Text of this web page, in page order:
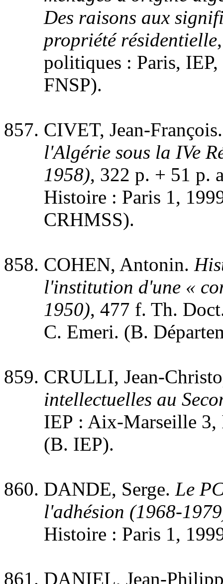
Des raisons aux
propriété résidentielle
politiques : Paris,
FNSP).
CIVET, Jean-
l'Algérie sous la IVe
1958), 322 p. + 51 p.
Histoire : Paris 1,
CRHMSS).
COHEN, Antonin.
l'institution d'une «
1950), 477 f. Th.
C. Emeri. (B.
CRULLI, Jean-
intellectuelles au
IEP : Aix-Marseille 3,
(B. IEP).
DANDE, Serge. Le
l'adhésion (1968-
Histoire : Paris 1,
DANIEL, Jean-